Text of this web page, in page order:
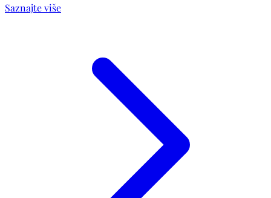
Saznajte više